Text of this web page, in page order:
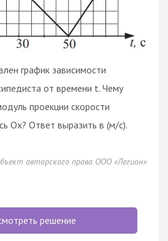
график зависимости
от времени t. Чему
проекции скорости
Ox? Ответ выразить в (м/с).
авторского права ООО «Легион»
решение